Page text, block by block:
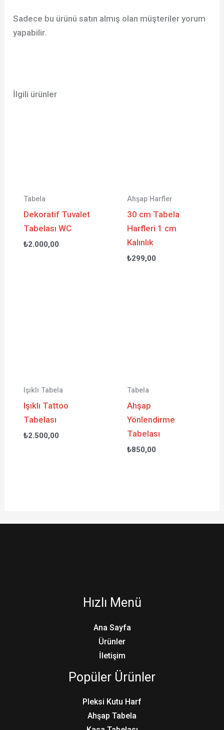
Sadece bu ürünü satın almış olan müşteriler yorum
yapabilir.
İlgili ürünler
Tabela
Dekoratif Tuvalet
Tabelası WC
₺2.000,00
Ahşap Harfler
30 cm Tabela
Harfleri 1 cm
Kalınlık
₺299,00
Işıklı Tabela
Işıklı Tattoo
Tabelası
₺2.500,00
Tabela
Ahşap
Yönlendirme
Tabelası
₺850,00
Hızlı Menü
Ana Sayfa
Ürünler
İletişim
Popüler Ürünler
Pleksi Kutu Harf
Ahşap Tabela